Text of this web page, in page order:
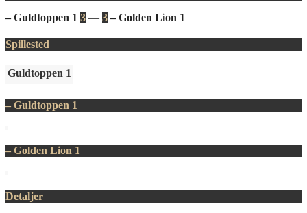
– Guldtoppen 1 3 — 3 – Golden Lion 1
Spillested
Guldtoppen 1
– Guldtoppen 1
– Golden Lion 1
Detaljer